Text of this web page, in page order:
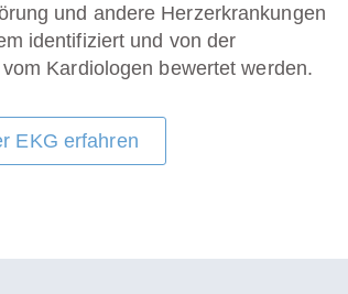
und andere Herzerkrankungen
identifiziert und von der
Kardiologen bewertetwerden.
EKG erfahren